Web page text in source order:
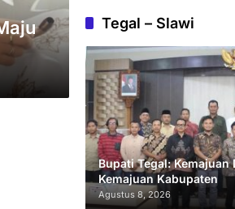
Tegal – Slawi
Bupati Tegal: Kemajuan
Kemajuan Kabupaten
Agustus 8, 2026